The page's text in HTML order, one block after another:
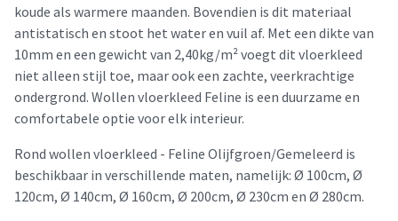
koude als warmere maanden. Bovendien is dit materiaal
antistatisch en stoot het water en vuil af. Met een dikte van
10mm en een gewicht van 2,40kg/m² voegt dit vloerkleed
niet alleen stijl toe, maar ook een zachte, veerkrachtige
ondergrond. Wollen vloerkleed Feline is een duurzame en
comfortabele optie voor elk interieur.
Rond wollen vloerkleed - Feline Olijfgroen/Gemeleerd is
beschikbaar in verschillende maten, namelijk: Ø 100cm, Ø
120cm, Ø 140cm, Ø 160cm, Ø 200cm, Ø 230cm en Ø 280cm.